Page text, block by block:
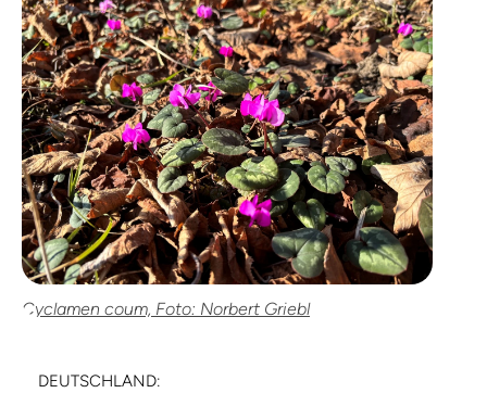
Cyclamen coum, Foto: Norbert Griebl
DEUTSCHLAND: